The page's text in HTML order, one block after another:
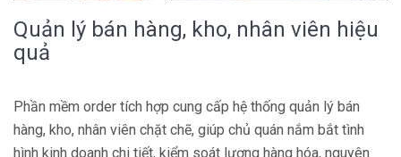
Quản lý bán hàng, kho, nhân viên hiệu
quả
Phần mềm order tích hợp cung cấp hệ thống quản lý bán
hàng, kho, nhân viên chặt chẽ, giúp chủ quán nắm bắt tình
hình kinh doanh chi tiết, kiểm soát lượng hàng hóa, nguyên